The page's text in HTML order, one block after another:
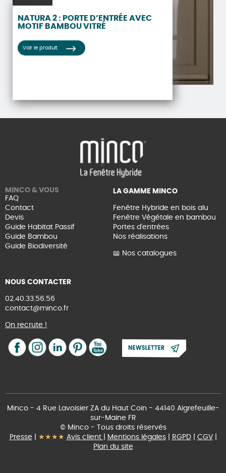
NATURA 2 : PORTE D’ENTRÉE AVEC
MOTIF BAMBOU VITRÉ
Voir le produit
MINCO & VOUS
FAQ
Contact
Devis
Guide Habitat Passif
Guide Bambou
Guide Biodiversité
LA GAMME MINCO
Fenêtre Hybride en bois alu
Fenêtre Végétale en bambou
Portes d'entrées
Nos réalisations
📖 Nos catalogues
NOUS CONTACTER
02.40.33.56.56
contact@minco.fr
On recrute !
Minco - 4 Rue Lavoisier ZA du Haut Coin - 44140 Aigrefeuille-
sur-Maine FR
© Minco - Tous droits réservés
Presse
★★★★ Avis client Mentions légales| RGPD| CGV|
Plan du site